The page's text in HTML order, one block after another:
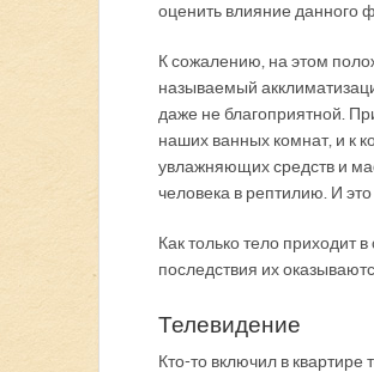
оценить влияние данного
К сожалению, на этом
называемый
даже не благоприятной.
наших ванных комнат, и к
увлажняющих средств и
человека в рептилию. И
Как только тело приходит
последствия их
Телевидение
Кто-то включил в